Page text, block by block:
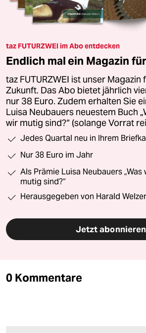
taz FUTURZWEI im Abo entdecken
Endlich mal ein Magazin
taz FUTURZWEI ist unser Magazin
Zukunft. Das Abo bietet jährlich
nur 38 Euro. Zudem erhalten Sie
Luisa Neubauers neuestem Buch
wir mutig sind?“ (solange Vorrat
Jedes Quartal neu in Ihrem
Nur 38 Euro im Jahr
Als Prämie Luisa Neubauers „Was
mutig sind?“
Herausgegeben von Harald Welzer
Jetzt abonnieren
0 Kommentare